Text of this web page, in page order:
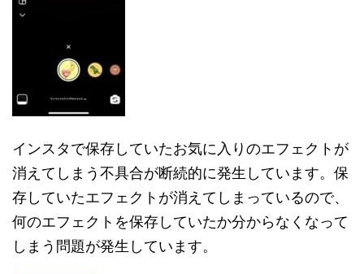
インスタで保存していたお気に入りのエフェクトが
消えてしまう不具合が断続的に発生しています。保
存していたエフェクトが消えてしまっているので、
何のエフェクトを保存していたか分からなくなって
しまう問題が発生しています。